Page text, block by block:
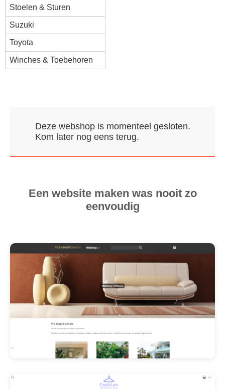
Stoelen & Sturen
Suzuki
Toyota
Winches & Toebehoren
Deze webshop is momenteel gesloten.
Kom later nog eens terug.
Een website maken was nooit zo
eenvoudig